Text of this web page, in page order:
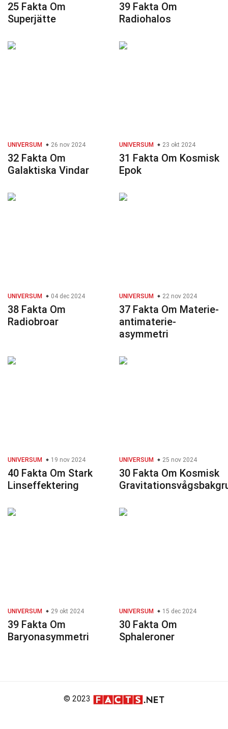
25 Fakta Om
Superjätte
39 Fakta Om
Radiohalos
UNIVERSUM 26 nov 2024
32 Fakta Om
Galaktiska Vindar
UNIVERSUM 23 okt 2024
31 Fakta Om Kosmisk
Epok
UNIVERSUM 04 dec 2024
38 Fakta Om
Radiobroar
UNIVERSUM 22 nov 2024
37 Fakta Om Materie-
antimaterie-
asymmetri
UNIVERSUM 19 nov 2024
40 Fakta Om Stark
Linseffektering
UNIVERSUM 25 nov 2024
30 Fakta Om Kosmisk
UNIVERSUM 29 okt 2024
39 Fakta Om
Baryonasymmetri
UNIVERSUM 15 dec 2024
30 Fakta Om
Sphaleroner
© 2023